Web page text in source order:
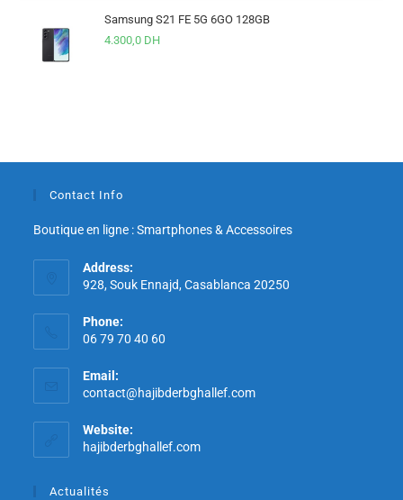
Samsung S21 FE 5G 6GO 128GB
4.300,0 DH
Contact Info
Boutique en ligne : Smartphones & Accessoires
Address:
928, Souk Ennajd, Casablanca 20250
Phone:
06 79 70 40 60
Email:
contact@hajibderbghallef.com
Website:
hajibderbghallef.com
Actualités